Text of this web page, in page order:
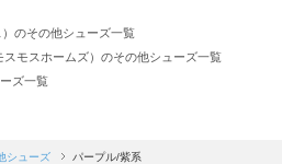
のその他シューズ一覧
モスホームズ）のその他シューズ一覧
ズ一覧
ス ブルー）のその他シューズ一覧
シューズ パープル/紫系